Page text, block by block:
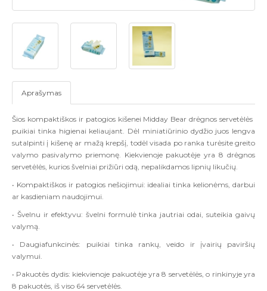
Aprašymas
Šios kompaktiškos ir patogios kišenei Midday Bear drėgnos servetėlės ​​
puikiai tinka higienai keliaujant. Dėl miniatiūrinio dydžio juos lengva
sutalpinti į kišenę ar mažą krepšį, todėl visada po ranka turėsite greito
valymo pasivalymo priemonę. Kiekvienoje pakuotėje yra 8 drėgnos
servetėlės, kurios švelniai prižiūri odą, nepalikdamos lipnių likučių.
• Kompaktiškos ir patogios nešiojimui: idealiai tinka kelionėms, darbui
ar kasdieniam naudojimui.
• Švelnu ir efektyvu: švelni formulė tinka jautriai odai, suteikia gaivų
valymą.
• Daugiafunkcinės: puikiai tinka rankų, veido ir įvairių paviršių
valymui.
• Pakuotės dydis: kiekvienoje pakuotėje yra 8 servetėlės, o rinkinyje yra
8 pakuotės, iš viso 64 servetėlės.